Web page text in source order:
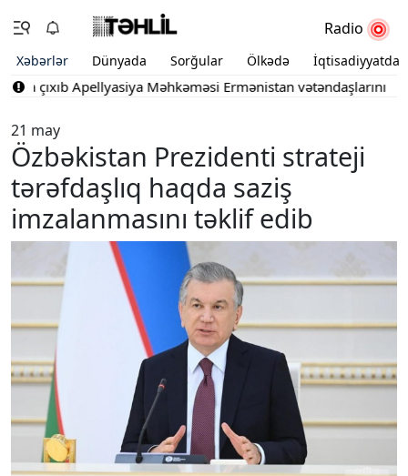
Radio
Xəbərlər Dünyada Sorğular Ölkədə İqtisadiyyatda
çıxıb Apellyasiya Məhkəməsi Ermənistan vətəndaşlarının
21 may
Özbəkistan Prezidenti strateji
tərəfdaşlıq haqda saziş
imzalanmasını təklif edib